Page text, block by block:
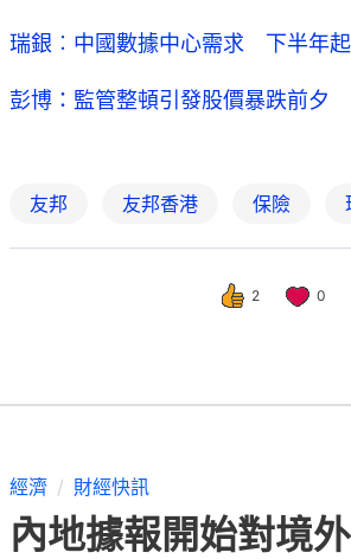
瑞銀︰中國數據中心需求 下半年
彭博：監管整頓引發股價暴跌前夕
友邦 友邦香港 保險
2 0
經濟 財經快訊
內地據報開始對境